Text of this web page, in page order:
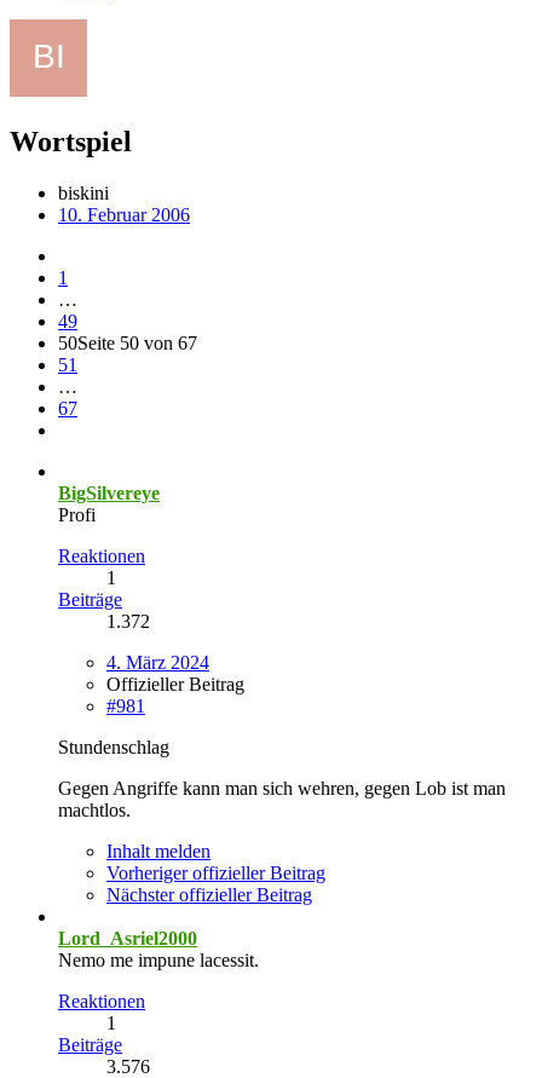
Wortspiel
biskini
10. Februar 2006
1
…
49
50Seite 50 von 67
51
…
67
BigSilvereye
Profi
Reaktionen
1
Beiträge
1.372
4. März 2024
Offizieller Beitrag
#981
Stundenschlag
Gegen Angriffe kann man sich wehren, gegen Lob ist man
machtlos.
Inhalt melden
Vorheriger offizieller Beitrag
Nächster offizieller Beitrag
Lord_Asriel2000
Nemo me impune lacessit.
Reaktionen
1
Beiträge
3.576